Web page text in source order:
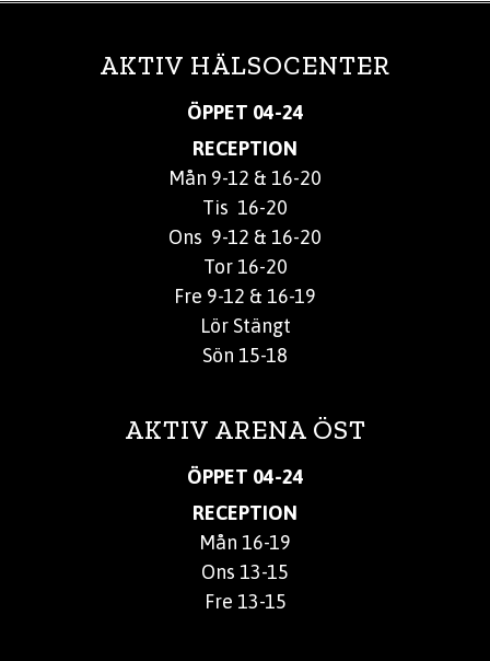
AKTIV HÄLSOCENTER
ÖPPET 04-24
RECEPTION
Mån 9-12 & 16-20
Tis 16-20
Ons 9-12 & 16-20
Tor 16-20
Fre 9-12 & 16-19
Lör Stängt
Sön 15-18
AKTIV ARENA ÖST
ÖPPET 04-24
RECEPTION
Mån 16-19
Ons 13-15
Fre 13-15